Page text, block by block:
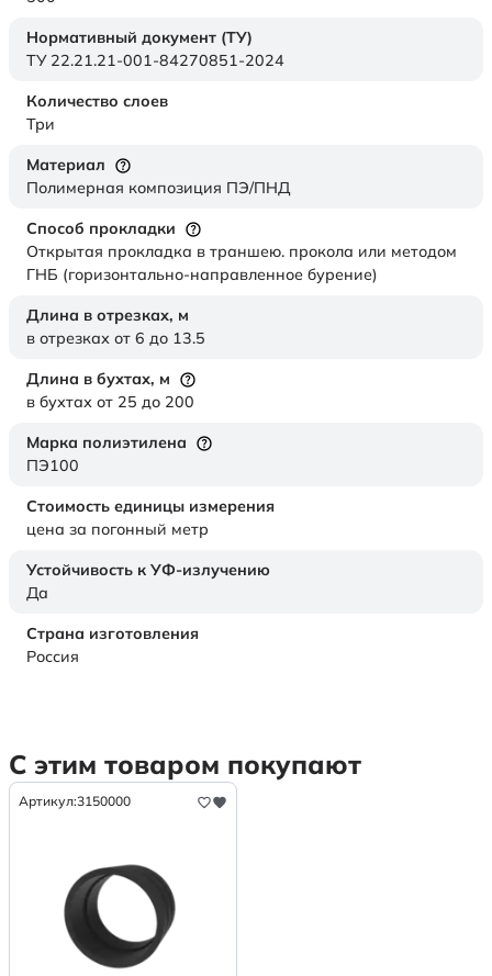
Нормативный документ (ТУ)
ТУ 22.21.21-001-84270851-2024
Количество слоев
Три
Материал
Полимерная композиция ПЭ/ПНД
Способ прокладки
Открытая прокладка в траншею. прокола или методом
ГНБ (горизонтально-направленное бурение)
Длина в отрезках, м
в отрезках от 6 до 13.5
Длина в бухтах, м
в бухтах от 25 до 200
Марка полиэтилена
ПЭ100
Стоимость единицы измерения
цена за погонный метр
Устойчивость к УФ-излучению
Да
Страна изготовления
Россия
С этим товаром покупают
Артикул:3150000